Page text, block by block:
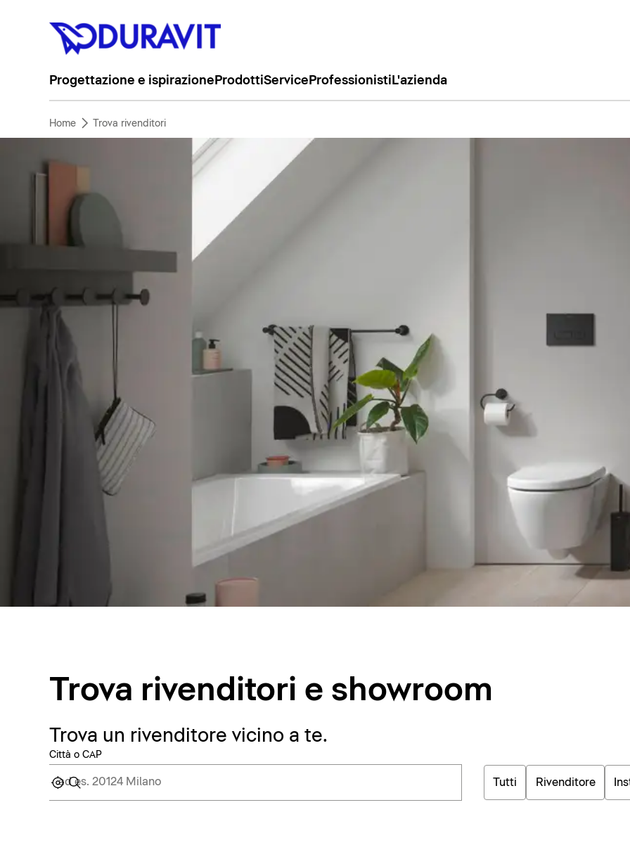
Progettazione e ispirazione ProdottiService Professionisti L'azienda
Home Trova rivenditori
Trova rivenditori e showroom
Trova un rivenditore vicino a te.
Città o CAP
Tutti Rivenditore